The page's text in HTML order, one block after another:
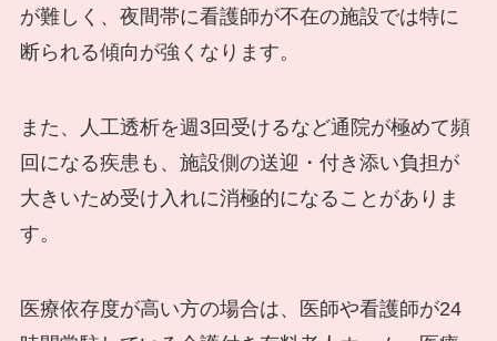
が難しく、夜間帯に看護師が不在の施設では特に
断られる傾向が強くなります。
また、人工透析を週3回受けるなど通院が極めて頻
回になる疾患も、施設側の送迎・付き添い負担が
大きいため受け入れに消極的になることがありま
す。
医療依存度が高い方の場合は、医師や看護師が24